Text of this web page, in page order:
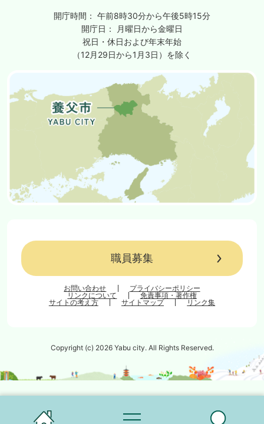
開庁時間： 午前8時30分から午後5時15分
開庁日：
月曜日から金曜日
祝日・休日および年末年始
（12月29日から1月3日）を除く
職員募集
お問い合わせ
プライバシーポリシー
リンクについて
免責事項・著作権
サイトの考え方
サイトマップ リンク集
Copyright (c) 2026 Yabu city. All Rights Reserved.